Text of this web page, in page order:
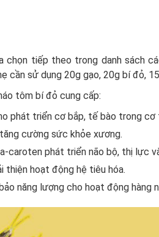
chọn tiếp theo trong danh sách
cần sử dụng 20g gạo, 20g bí đỏ,
tôm bí đỏ cung cấp:
phát triển cơ bắp, tế bào trong cơ
cường sức khỏe xương.
caroten phát triển não bộ, thị lực
thiện hoạt động hệ tiêu hóa.
năng lượng cho hoạt động hàng